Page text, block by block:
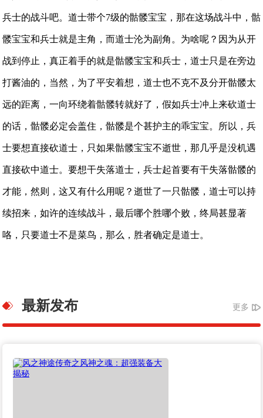
兵士的战斗吧。道士带个7级的骷髅宝宝，那在这场战斗中，骷
髅宝宝和兵士就是主角，而道士沦为副角。为啥呢？因为从开
战到停止，真正着手的就是骷髅宝宝和兵士，道士只是在旁边
打酱油的，当然，为了平安着想，道士也不克不及分开骷髅太
远的距离，一向环绕着骷髅转就好了，假如兵士冲上来砍道士
的话，骷髅必定会盖住，骷髅是个甚护主的乖宝宝。所以，兵
士要想直接砍道士，只如果骷髅宝宝不逝世，那几乎是没机遇
直接砍中道士。要想干失落道士，兵士起首要有干失落骷髅的
才能，然则，这又有什么用呢？逝世了一只骷髅，道士可以持
续招来，如许的连续战斗，最后哪个胜哪个败，终局甚显著
咯，只要道士不是菜鸟，那么，胜者确定是道士。
最新发布 更多